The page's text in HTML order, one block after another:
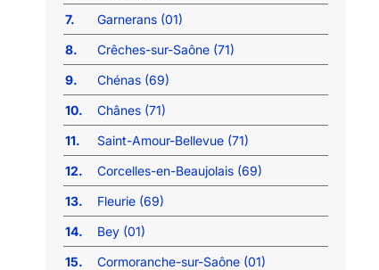
7.
Garnerans (01)
8.
Crêches-sur-Saône (71)
9.
Chénas (69)
10.
Chânes (71)
11.
Saint-Amour-Bellevue (71)
12.
Corcelles-en-Beaujolais (69)
13.
Fleurie (69)
14.
Bey (01)
15.
Cormoranche-sur-Saône (01)